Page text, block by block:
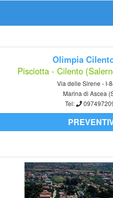
Olimpia
Pisciotta - Cilento
Via delle Sirene - I-
Marina di Ascea
Tel: